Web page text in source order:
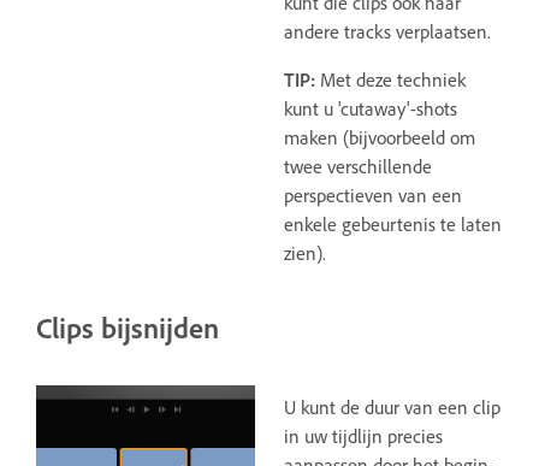
andere tracks verplaatsen.
TIP: Met deze techniek
kunt u 'cutaway'-shots
maken (bijvoorbeeld om
twee verschillende
perspectieven van een
enkele gebeurtenis te laten
zien).
Clips bijsnijden
U kunt de duur van een clip
in uw tijdlijn precies